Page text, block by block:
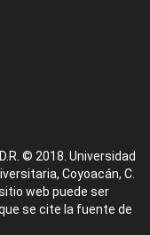
© 2018. Universidad
Coyoacán, C.
web puede ser
se cite la fuente de